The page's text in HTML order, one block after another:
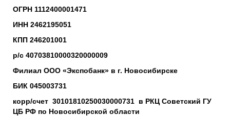
ОГРН 1112400001471
ИНН 2462195051
КПП 246201001
р/с 40703810000320000009
Филиал ООО «Экспобанк» в г. Новосибирске
БИК 045003731
корр/счет 30101810250030000731 в РКЦ Советский ГУ
ЦБ РФ по Новосибирской области